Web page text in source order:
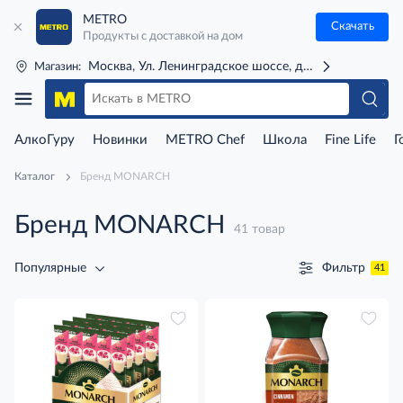
METRO
Продукты с доставкой на дом
Скачать
Магазин: Москва, Ул. Ленинградское шоссе, д. 71Г (м. Речной
АлкоГуру Новинки METRO Chef Школа Fine Life
Каталог Бренд MONARCH
Бренд MONARCH 41 товар
Популярные Фильтр 41